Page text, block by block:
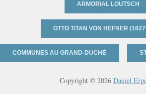
ARMORIAL LOUTSCH
OTTO TITAN VON HEFNER
COMMUNES AU GRAND-DUCHÉ
Copyright © 2026 Daniel